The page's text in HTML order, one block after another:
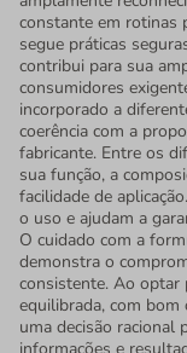
constante em rotinas
segue práticas
contribui para sua
consumidores
incorporado a
coerência com a
fabricante. Entre os
sua função, a
facilidade de
o uso e ajudam a
O cuidado com a
demonstra o
consistente. Ao optar
equilibrada, com bom
uma decisão racional